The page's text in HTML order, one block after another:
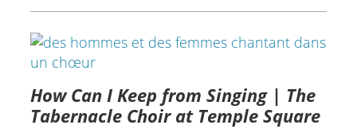
How Can I Keep from Singing | The
Tabernacle Choir at Temple Square